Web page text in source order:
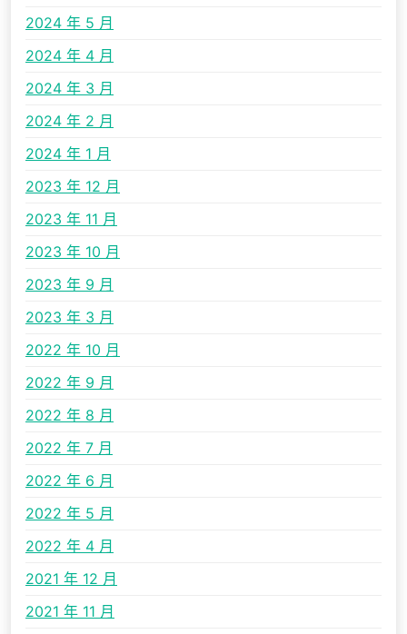
2024 年 5 月
2024 年 4 月
2024 年 3 月
2024 年 2 月
2024 年 1 月
2023 年 12 月
2023 年 11 月
2023 年 10 月
2023 年 9 月
2023 年 3 月
2022 年 10 月
2022 年 9 月
2022 年 8 月
2022 年 7 月
2022 年 6 月
2022 年 5 月
2022 年 4 月
2021 年 12 月
2021 年 11 月